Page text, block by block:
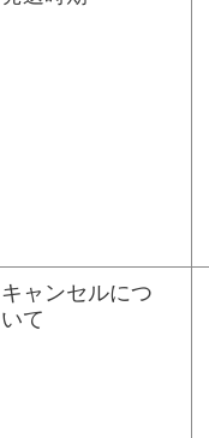
キャンセルにつ
いて